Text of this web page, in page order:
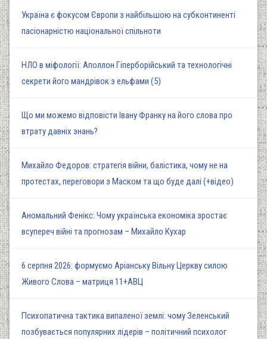
Україна є фокусом Європи з найбільшою на субконтиненті
пасіонарністю національної спільноти
НЛО в міфології: Аполлон Гіперборійський та технологічні
секрети його мандрівок з ельфами (5)
Що ми можемо відповісти Івану Франку на його слова про
втрату давніх знань?
Михайло Федоров: стратегія війни, балістика, чому не на
протестах, переговори з Маском та що буде далі (+відео)
Аномальний Фенікс: Чому українська економіка зростає
всупереч війні та прогнозам – Михайло Кухар
6 серпня 2026: формуємо Аріанську Вільну Церкву силою
Живого Слова – матриця 11+АВЦ
Психопатична тактика випаленої землі: чому Зеленський
позбувається популярних лідерів – політичний психолог